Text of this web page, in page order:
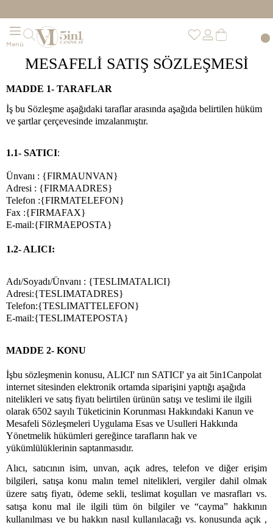
MESAFELİ SATIŞ SÖZLEŞMESİ
MADDE 1- TARAFLAR
İş bu Sözleşme aşağıdaki taraflar arasında aşağıda belirtilen hüküm
ve şartlar çerçevesinde imzalanmıştır.
1.1- SATICI:
Ünvanı : {FIRMAUNVAN}
Adresi : {FIRMAADRES}
Telefon :{FIRMATELEFON}
Fax :{FIRMAFAX}
E-mail:{FIRMAEPOSTA}
1.2- ALICI:
Adı/Soyadı/Ünvanı : {TESLIMATALICI}
Adresi:{TESLIMATADRES}
Telefon:{TESLIMATTELEFON}
E-mail:{TESLIMATEPOSTA}
MADDE 2- KONU
İşbu sözleşmenin konusu, ALICI' nın SATICI' ya ait 5in1Canpolat
internet sitesinden elektronik ortamda siparişini yaptığı aşağıda
nitelikleri ve satış fiyatı belirtilen ürünün satışı ve teslimi ile ilgili
olarak 6502 sayılı Tüketicinin Korunması Hakkındaki Kanun ve
Mesafeli Sözleşmeleri Uygulama Esas ve Usulleri Hakkında
Yönetmelik hükümleri gereğince tarafların hak ve
yükümlülüklerinin saptanmasıdır.
Alıcı, satıcının isim, unvan, açık adres, telefon ve diğer erişim
bilgileri, satışa konu malın temel nitelikleri, vergiler dahil olmak
üzere satış fiyatı, ödeme sekli, teslimat koşulları ve masrafları vs.
satışa konu mal ile ilgili tüm ön bilgiler ve “cayma” hakkının
kullanılması ve bu hakkın nasıl kullanılacağı vs. konusunda açık ,